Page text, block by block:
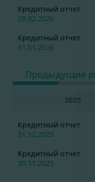
Кредитный отчет
28.02.2026
Кредитный отчет
31.01.2026
Предыдущие
2025
Кредитный отчет
31.12.2025
Кредитный отчет
30.11.2025